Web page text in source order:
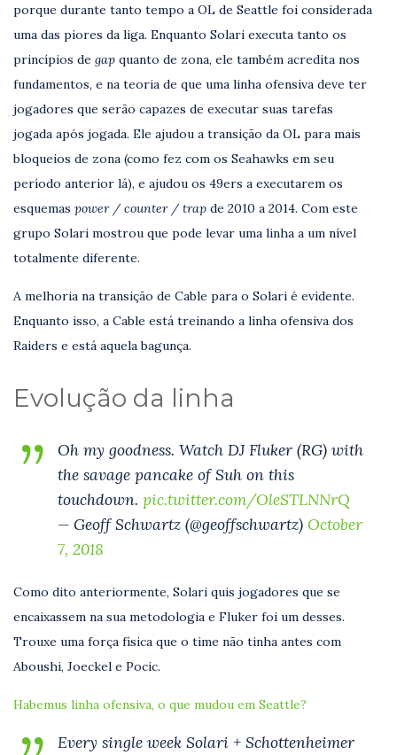
porque durante tanto tempo a OL de Seattle foi considerada
uma das piores da liga. Enquanto Solari executa tanto os
princípios de gap quanto de zona, ele também acredita nos
fundamentos, e na teoria de que uma linha ofensiva deve ter
jogadores que serão capazes de executar suas tarefas
jogada após jogada. Ele ajudou a transição da OL para mais
bloqueios de zona (como fez com os Seahawks em seu
período anterior lá), e ajudou os 49ers a executarem os
esquemas power / counter / trap de 2010 a 2014. Com este
grupo Solari mostrou que pode levar uma linha a um nível
totalmente diferente.
A melhoria na transição de Cable para o Solari é evidente.
Enquanto isso, a Cable está treinando a linha ofensiva dos
Raiders e está aquela bagunça.
Evolução da linha
Oh my goodness. Watch DJ Fluker (RG) with
the savage pancake of Suh on this
touchdown. pic.twitter.com/OleSTLNNrQ
— Geoff Schwartz (@geoffschwartz) October
7, 2018
Como dito anteriormente, Solari quis jogadores que se
encaixassem na sua metodologia e Fluker foi um desses.
Trouxe uma força física que o time não tinha antes com
Aboushi, Joeckel e Pocic.
Habemus linha ofensiva, o que mudou em Seattle?
Every single week Solari + Schottenheimer